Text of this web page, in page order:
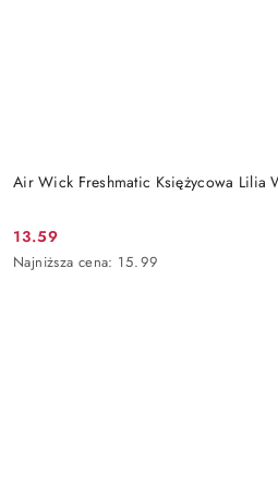
Air Wick Freshmatic Księżycowa Lilia
Cena
promocyjna:
13.59
Najniższa
Najniższa cena: 15.99